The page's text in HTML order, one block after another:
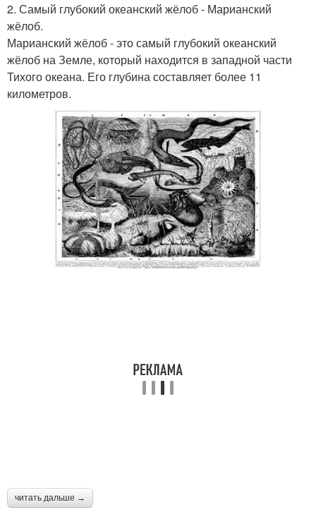
2. Самый глубокий океанский жёлоб - Марианский
жёлоб.
Марианский жёлоб - это самый глубокий океанский
жёлоб на Земле, который находится в западной части
Тихого океана. Его глубина составляет более 11
километров.
читать дальше →